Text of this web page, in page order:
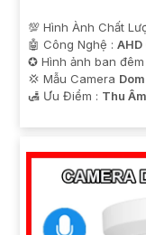
💯 Hình Ành Chất
🤖️ Công Nghệ : AHD
✪ Hình ảnh ban đêm
💢 Mẫu Camera
️🛃 Ưu Điểm : Thu